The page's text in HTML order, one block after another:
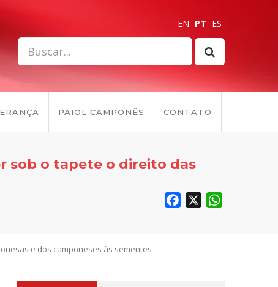
EN PT ES
PAIOL CAMPONÊS CONTATO
sob o tapete o direito das
Facebook
e dos camponeses às sementes